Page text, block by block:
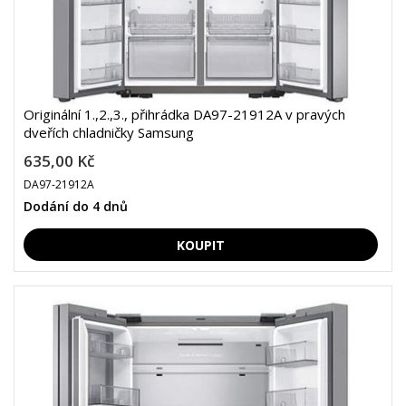
Originální 1.,2.,3., přihrádka DA97-21912A v pravých
dveřích chladničky Samsung
635,00 Kč
DA97-21912A
Dodání do 4 dnů